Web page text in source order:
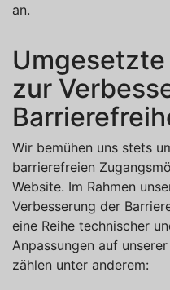
an.
zur
Wir bemühen uns stets
barrierefreien
Website. Im Rahmen
Verbesserung der
eine Reihe technischer
Anpassungen auf
zählen unter anderem: